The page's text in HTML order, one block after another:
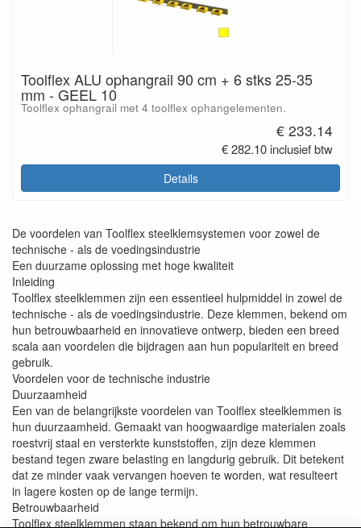
Toolflex ALU ophangrail 90 cm + 6 stks 25-35
mm - GEEL 10
Toolflex ophangrail met 4 toolflex ophangelementen.
€ 233.14
€ 282.10 inclusief btw
Details
De voordelen van Toolflex steelklemsystemen voor zowel de
technische - als de voedingsindustrie
Een duurzame oplossing met hoge kwaliteit
Inleiding
Toolflex steelklemmen zijn een essentieel hulpmiddel in zowel de
technische - als de voedingsindustrie. Deze klemmen, bekend om
hun betrouwbaarheid en innovatieve ontwerp, bieden een breed
scala aan voordelen die bijdragen aan hun populariteit en breed
gebruik.
Voordelen voor de technische industrie
Duurzaamheid
Een van de belangrijkste voordelen van Toolflex steelklemmen is
hun duurzaamheid. Gemaakt van hoogwaardige materialen zoals
roestvrij staal en versterkte kunststoffen, zijn deze klemmen
bestand tegen zware belasting en langdurig gebruik. Dit betekent
dat ze minder vaak vervangen hoeven te worden, wat resulteert
in lagere kosten op de lange termijn.
Betrouwbaarheid
Toolflex steelklemmen staan bekend om hun betrouwbare